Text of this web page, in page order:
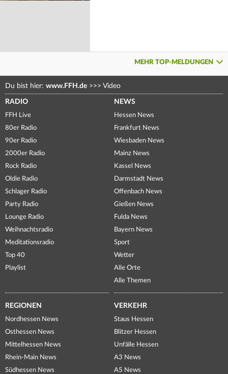
MEHR TOP-MELDUNGEN
Du bist hier: www.FFH.de >>> Video
RADIO
FFH Live
80er Radio
90er Radio
2000er Radio
Rock Radio
Oldie Radio
Schlager Radio
Party Radio
Lounge Radio
Weihnachtsradio
Meditationsradio
Top 40
Playlist
NEWS
Hessen News
Frankfurt News
Wiesbaden News
Mainz News
Kassel News
Darmstadt News
Offenbach News
Gießen News
Fulda News
Bayern News
Sport
Wetter
Alle Orte
Alle Themen
REGIONEN
Nordhessen News
Osthessen News
Mittelhessen News
Rhein-Main News
Südhessen News
VERKEHR
Staus Hessen
Blitzer Hessen
Unfälle Hessen
A3 News
A5 News